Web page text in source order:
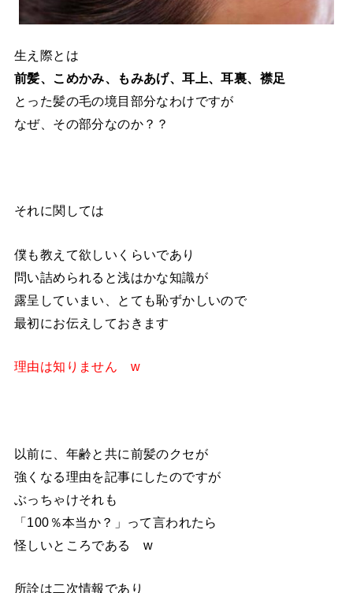
生え際とは
前髪、こめかみ、もみあげ、耳上、耳裏、襟足
とった髪の毛の境目部分なわけですが
なぜ、その部分なのか？？
それに関しては
僕も教えて欲しいくらいであり
問い詰められると浅はかな知識が
露呈していまい、とても恥ずかしいので
最初にお伝えしておきます
理由は知りません w
以前に、年齢と共に前髪のクセが
強くなる理由を記事にしたのですが
ぶっちゃけそれも
「100％本当か？」って言われたら
怪しいところである w
所詮は二次情報であり